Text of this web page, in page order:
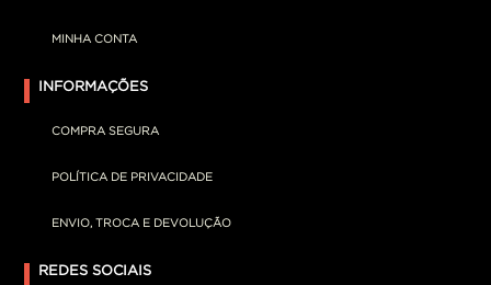
MINHA CONTA
INFORMAÇÕES
COMPRA SEGURA
POLÍTICA DE PRIVACIDADE
ENVIO, TROCA E DEVOLUÇÃO
REDES SOCIAIS